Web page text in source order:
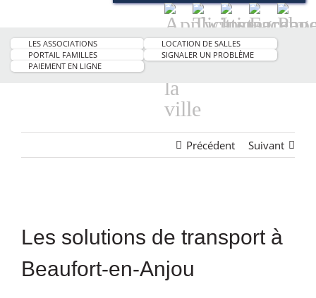
Application
smartphone
de
ville
Twitter
Instagram
LES ASSOCIATIONS
LOCATION DE SALLES
PORTAIL FAMILLES
SIGNALER UN PROBLÈME
PAIEMENT EN LIGNE
Précédent Suivant
agrandie
Les solutions de transport à
Beaufort-en-Anjou